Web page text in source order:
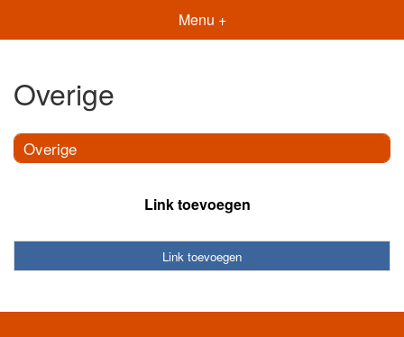
Menu +
Overige
Overige
Link toevoegen
Link toevoegen